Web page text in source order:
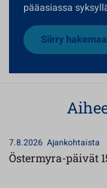
pääasiassa
Siirry
7.8.2026 Ajankohtaista
Östermyra-päivät